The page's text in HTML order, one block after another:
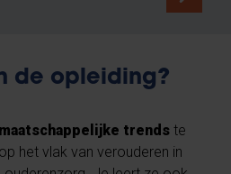
de opleiding?
maatschappelijke trends te
het vlak van verouderen in